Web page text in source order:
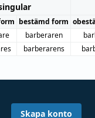
bestämd form
barberaren
barberarens
Skapa konto